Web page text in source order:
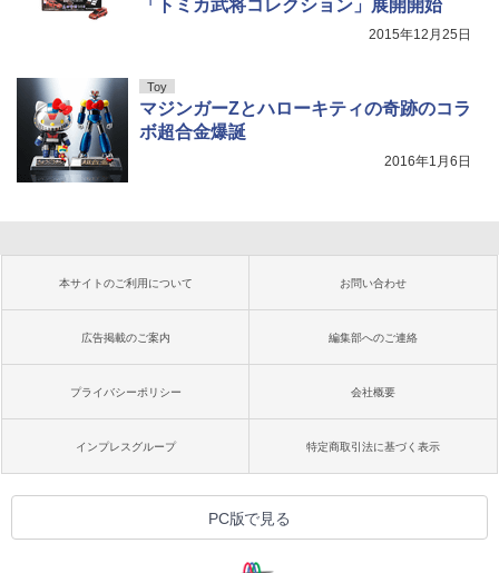
「トミカ武将コレクション」展開開始
2015年12月25日
Toy
マジンガーZとハローキティの奇跡のコラ
ボ超合金爆誕
2016年1月6日
本サイトのご利用について お問い合わせ
広告掲載のご案内 編集部へのご連絡
プライバシーポリシー 会社概要
インプレスグループ 特定商取引法に基づく表示
PC版で見る